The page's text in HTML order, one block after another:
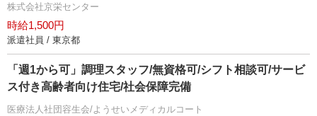
株式会社京栄センター
時給1,500円
派遣社員 / 東京都
「週1から可」調理スタッフ/無資格可/シフト相談可/サービ
ス付き高齢者向け住宅/社会保障完備
医療法人社団容生会/ようせいメディカルコート